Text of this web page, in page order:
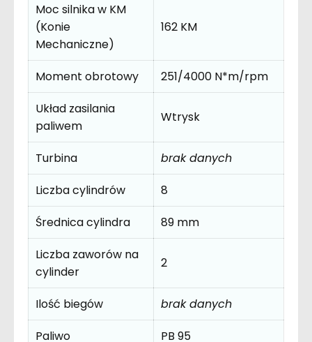
Moc silnika w KM
(Konie
Mechaniczne)
162 KM
Moment obrotowy
251/4000 N*m/rpm
Układ zasilania
paliwem
Wtrysk
Turbina
brak danych
Liczba cylindrów
8
Średnica cylindra
89 mm
Liczba zaworów na
cylinder
2
Ilość biegów
brak danych
Paliwo
PB 95